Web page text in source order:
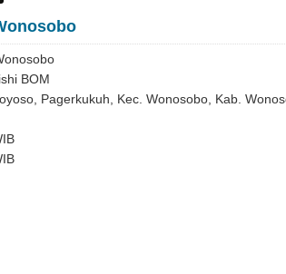
BOM
Pagerkukuh, Kec. Wonosobo, Kab.